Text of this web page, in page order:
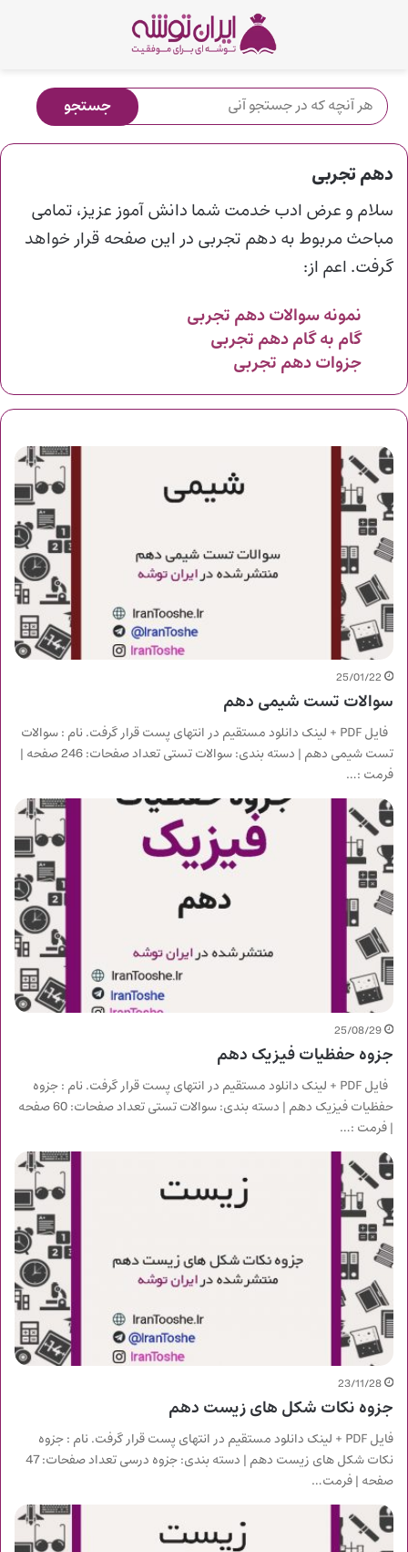
دهم تجربی
سلام و عرض ادب خدمت شما دانش آموز عزیز، تمامی
مباحث مربوط به دهم تجربی در این صفحه قرار خواهد
گرفت. اعم از:
نمونه سوالات دهم تجربی
گام به گام دهم تجربی
جزوات دهم تجربی
25/01/22
سوالات تست شیمی دهم
فایل PDF + لینک دانلود مستقیم در انتهای پست قرار گرفت. نام : سوالات
تست شیمی دهم | دسته بندی: سوالات تستی تعداد صفحات: 246 صفحه |
فرمت :…
25/08/29
جزوه حفظیات فیزیک دهم
فایل PDF + لینک دانلود مستقیم در انتهای پست قرار گرفت. نام : جزوه
حفظیات فیزیک دهم | دسته بندی: سوالات تستی تعداد صفحات: 60 صفحه
| فرمت :…
23/11/28
جزوه نکات شکل های زیست دهم
فایل PDF + لینک دانلود مستقیم در انتهای پست قرار گرفت. نام : جزوه
نکات شکل های زیست دهم | دسته بندی: جزوه درسی تعداد صفحات: 47
صفحه | فرمت…